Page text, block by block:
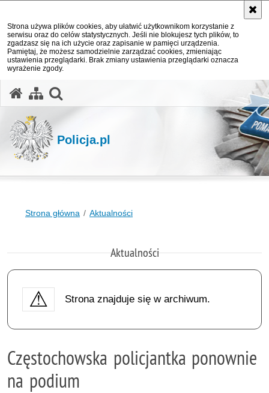
Strona używa plików cookies, aby ułatwić użytkownikom korzystanie z
serwisu oraz do celów statystycznych. Jeśli nie blokujesz tych plików, to
zgadzasz się na ich użycie oraz zapisanie w pamięci urządzenia.
Pamiętaj, że możesz samodzielnie zarządzać cookies, zmieniając
ustawienia przeglądarki. Brak zmiany ustawienia przeglądarki oznacza
wyrażenie zgody.
Policja.pl
Strona główna Aktualności
Aktualności
Strona znajduje się w archiwum.
Częstochowska policjantka ponownie
na podium